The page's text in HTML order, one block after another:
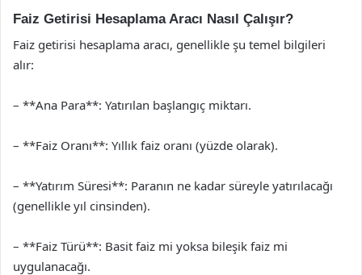
Faiz Getirisi Hesaplama Aracı Nasıl Çalışır?
Faiz getirisi hesaplama aracı, genellikle şu temel bilgileri
alır:
– **Ana Para**: Yatırılan başlangıç miktarı.
– **Faiz Oranı**: Yıllık faiz oranı (yüzde olarak).
– **Yatırım Süresi**: Paranın ne kadar süreyle yatırılacağı
(genellikle yıl cinsinden).
– **Faiz Türü**: Basit faiz mi yoksa bileşik faiz mi
uygulanacağı.